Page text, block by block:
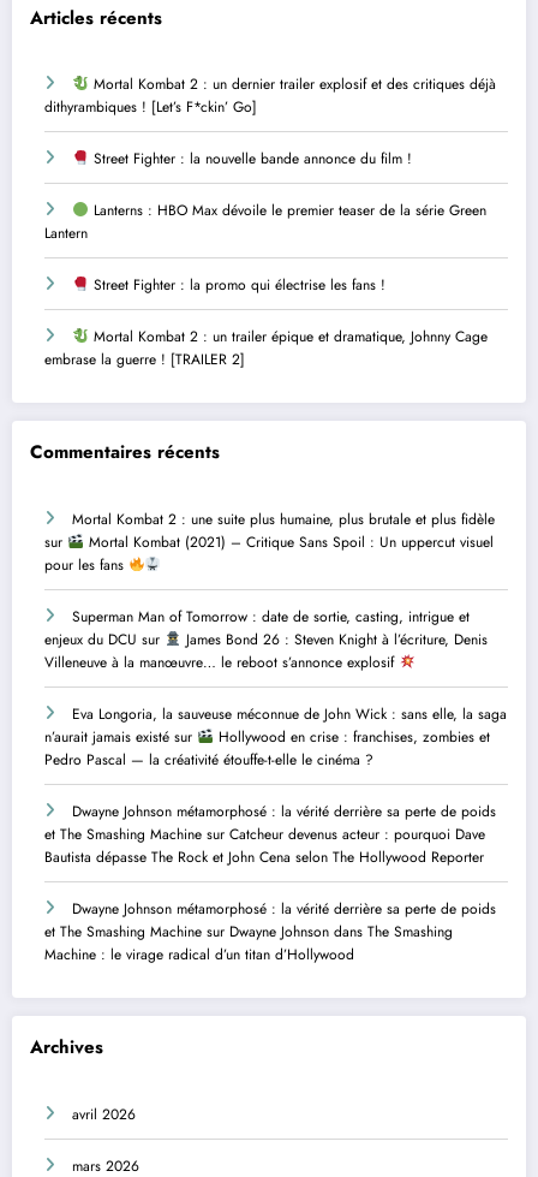
Articles récents
Mortal Kombat 2 : un dernier trailer explosif et des critiques déjà
dithyrambiques ! [Let’s F*ckin’ Go]
Street Fighter : la nouvelle bande annonce du film !
Lanterns : HBO Max dévoile le premier teaser de la série Green
Lantern
Street Fighter : la promo qui électrise les fans !
Mortal Kombat 2 : un trailer épique et dramatique, Johnny Cage
embrase la guerre ! [TRAILER 2]
Commentaires récents
Mortal Kombat 2 : une suite plus humaine, plus brutale et plus fidèle
sur
Mortal Kombat (2021) – Critique Sans Spoil : Un uppercut visuel
pour les fans
Superman Man of Tomorrow : date de sortie, casting, intrigue et
enjeux du DCU sur
James Bond 26 : Steven Knight à l’écriture, Denis
Villeneuve à la manœuvre… le reboot s’annonce explosif
Eva Longoria, la sauveuse méconnue de John Wick : sans elle, la saga
n’aurait jamais existé sur
Hollywood en crise : franchises, zombies et
Pedro Pascal — la créativité étouffe-t-elle le cinéma ?
Dwayne Johnson métamorphosé : la vérité derrière sa perte de poids
et The Smashing Machine sur Catcheur devenus acteur : pourquoi Dave
Bautista dépasse The Rock et John Cena selon The Hollywood Reporter
Dwayne Johnson métamorphosé : la vérité derrière sa perte de poids
et The Smashing Machine sur Dwayne Johnson dans The Smashing
Machine : le virage radical d’un titan d’Hollywood
Archives
avril 2026
mars 2026